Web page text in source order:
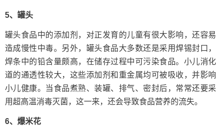
5、罐头
罐头食品中的添加剂，对正发育的儿童有很大影响，还容易
造成慢性中毒。另外，罐头食品大多数还是采用焊锡封口，
焊条中的铅含量颇高，在储存过程中可污染食品。小儿消化
道的通透性较大，这些添加剂和重金属均可被吸收，并影响
小儿健康。当食品煮熟、装罐、排气、密封后，常常还要采
用超高温消毒灭菌，这一来，还会导致食品营养的流失。
6、爆米花